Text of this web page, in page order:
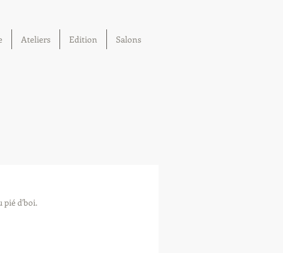
Ateliers Edition Salons
pié d'boi.